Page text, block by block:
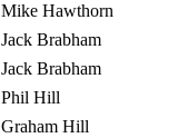
Mike Hawthorn
Jack Brabham
Jack Brabham
Phil Hill
Graham Hill